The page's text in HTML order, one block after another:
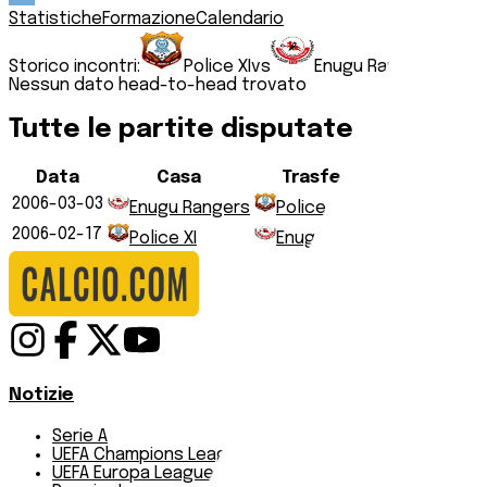
StatisticheFormazioneCalendario
Storico incontri: Police XIvs
Enugu Rangers
Nessun dato head-to-head trovato
Tutte le partite disputate
Data Casa Trasferta
2006-03-03
Enugu Rangers Police XI
2006-02-17
Police XI Enugu Rangers
Notizie
Serie A
UEFA Champions League Teams
UEFA Europa League Teams